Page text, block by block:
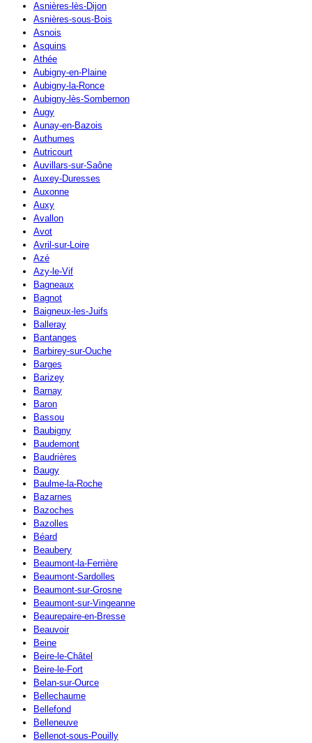
Asnières-lès-Dijon
Asnières-sous-Bois
Asnois
Asquins
Athée
Aubigny-en-Plaine
Aubigny-la-Ronce
Aubigny-lès-Sombernon
Augy
Aunay-en-Bazois
Authumes
Autricourt
Auvillars-sur-Saône
Auxey-Duresses
Auxonne
Auxy
Avallon
Avot
Avril-sur-Loire
Azé
Azy-le-Vif
Bagneaux
Bagnot
Baigneux-les-Juifs
Balleray
Bantanges
Barbirey-sur-Ouche
Barges
Barizey
Barnay
Baron
Bassou
Baubigny
Baudemont
Baudrières
Baugy
Baulme-la-Roche
Bazarnes
Bazoches
Bazolles
Béard
Beaubery
Beaumont-la-Ferrière
Beaumont-Sardolles
Beaumont-sur-Grosne
Beaumont-sur-Vingeanne
Beaurepaire-en-Bresse
Beauvoir
Beine
Beire-le-Châtel
Beire-le-Fort
Belan-sur-Ource
Bellechaume
Bellefond
Belleneuve
Bellenot-sous-Pouilly